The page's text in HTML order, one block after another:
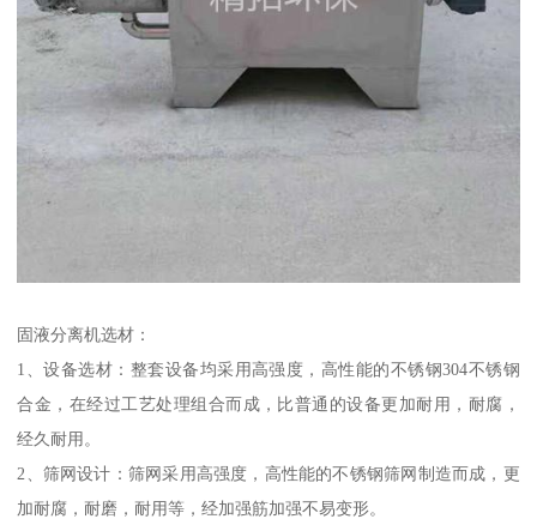
固液分离机选材：
1、设备选材：整套设备均采用高强度，高性能的不锈钢304不锈钢
合金，在经过工艺处理组合而成，比普通的设备更加耐用，耐腐，
经久耐用。
2、筛网设计：筛网采用高强度，高性能的不锈钢筛网制造而成，更
加耐腐，耐磨，耐用等，经加强筋加强不易变形。